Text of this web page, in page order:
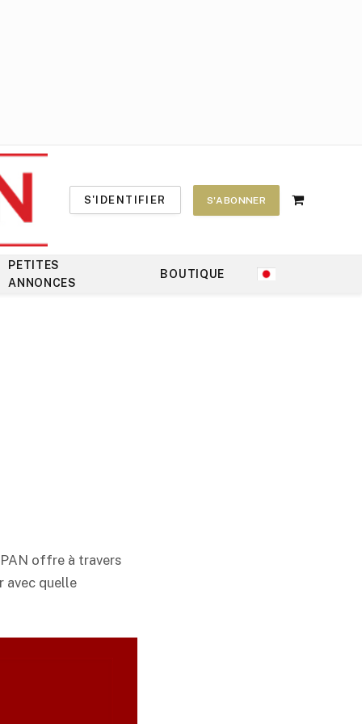
S'IDENTIFIER S'ABONNER
Shopping
PETITES
ANNONCES
BOUTIQUE
offre à travers
avec quelle